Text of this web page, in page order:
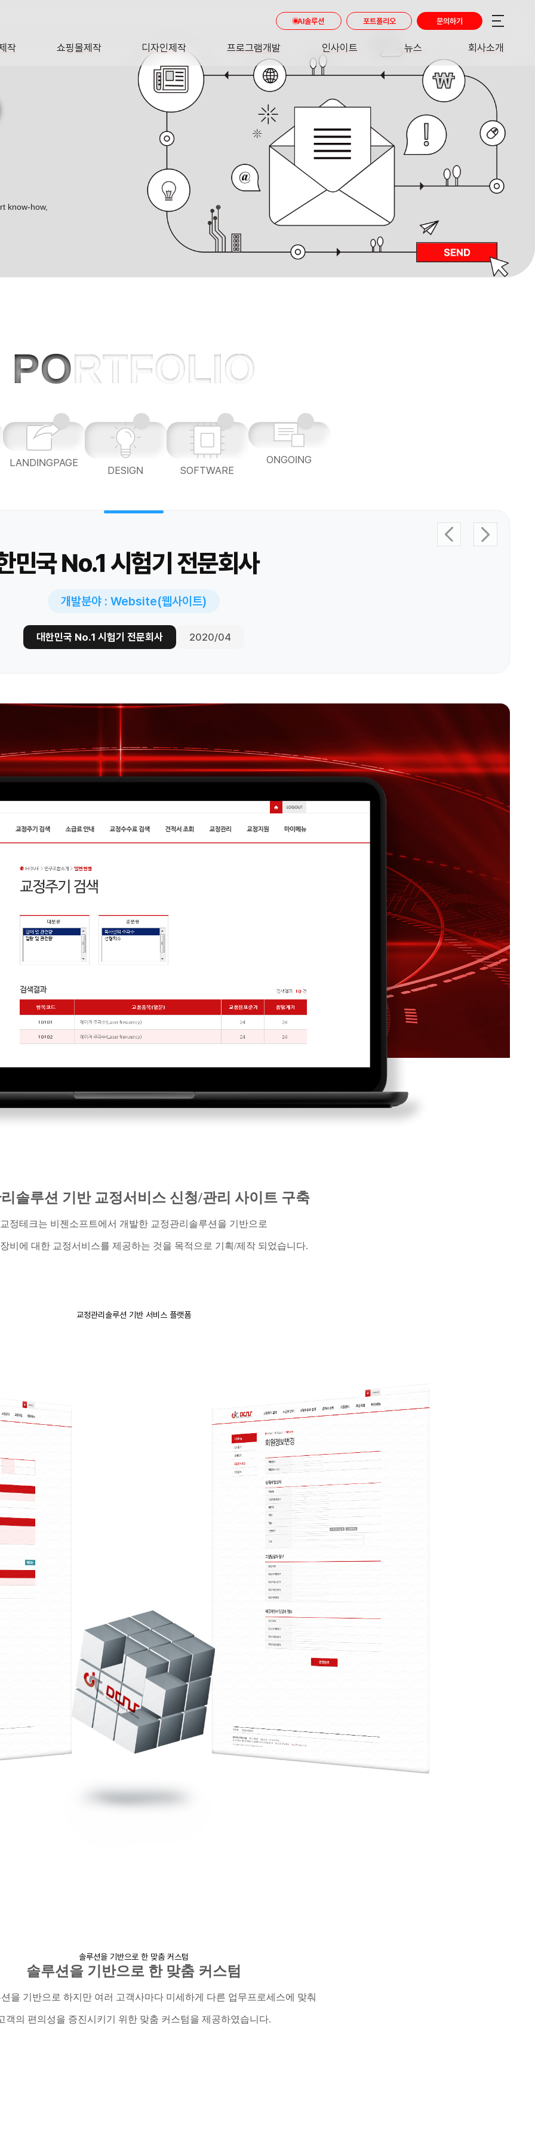
작 쇼핑몰제작 디자인제작
DESIGN
프로그램개발
SOFTWARE
인사이트
INSIGHT
뉴스
NEWS
회사소개
AI솔루션 포트폴리오 문의하기
know-how,
PORTFOLIO
LANDINGPAGE
DESIGN SOFTWARE
ONGOING
민국 No.1 시험기 전문회사
개발분야 : Website(웹사이트)
대한민국 No.1 시험기 전문회사 2020/04
솔루션 기반 교정서비스 신청/관리 사이트 구축
교정테크는 비젠소프트에서 개발한 교정관리솔루션을 기반으로
비에 대한 교정서비스를 제공하는 것을 목적으로 기획/제작 되었습니다.
교정관리솔루션 기반 서비스 플랫폼
솔루션을 기반으로 한 맞춤 커스텀
솔루션을 기반으로 한 맞춤 커스텀
을 기반으로 하지만 여러 고객사마다 미세하게 다른 업무프로세스에 맞춰
객의 편의성을 증진시키기 위한 맞춤 커스텀을 제공하였습니다.